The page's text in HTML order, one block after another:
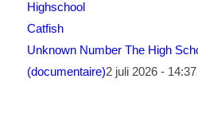
Unknown Number The High
(documentaire)2 juli 2026 - 14:37